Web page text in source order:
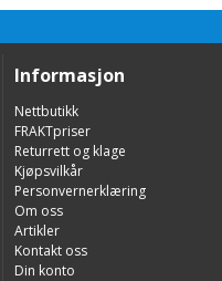
Informasjon
Nettbutikk
FRAKTpriser
Returrett og klage
Kjøpsvilkår
Personvernerklæring
Om oss
Artikler
Kontakt oss
Din konto